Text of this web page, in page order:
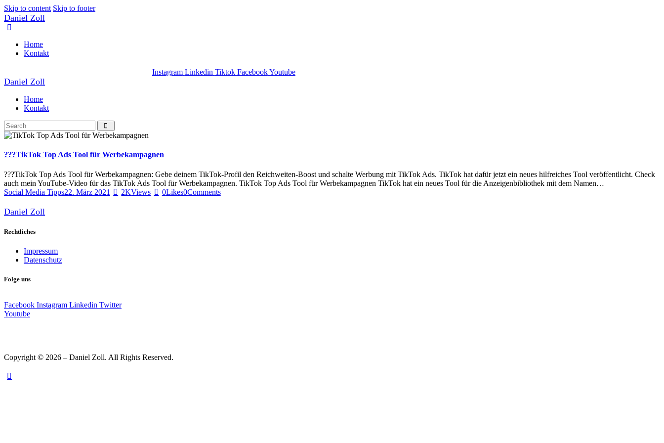
Skip to content Skip to footer
Daniel Zoll
Home
Kontakt
Instagram Linkedin Tiktok FacebookYoutube
Daniel Zoll
Home
Kontakt
???TikTok Top Ads Tool für Werbekampagnen
???TikTok Top Ads Tool für Werbekampagnen: Gebe deinem TikTok-Profil den Reichweiten-Boost und schalte Werbung mit TikTok Ads. TikTok hat dafür jetzt ein neues hilfreiches Tool veröffentlicht. Check
auch mein YouTube-Video für das TikTok Ads Tool für Werbekampagnen. TikTok Top Ads Tool für Werbekampagnen TikTok hat ein neues Tool für die Anzeigenbibliothek mit dem Namen…
Social Media Tipps22. März 2021 2KViews 0Likes0Comments
Daniel Zoll
Rechtliches
Impressum
Datenschutz
Folge uns
Facebook Instagram Linkedin Twitter
Youtube
Copyright © 2026 – Daniel Zoll. All Rights Reserved.